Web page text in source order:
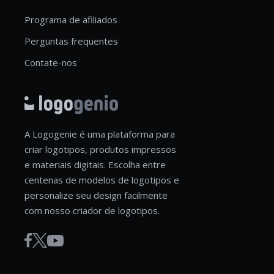
Programa de afiliados
Perguntas frequentes
Contate-nos
A Logogenie é uma plataforma para
criar logotipos, produtos impressos
e materiais digitais. Escolha entre
centenas de modelos de logotipos e
personalize seu design facilmente
com nosso criador de logotipos.